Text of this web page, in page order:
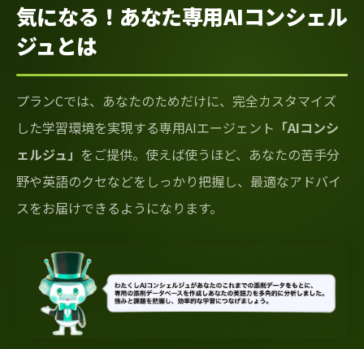
気になる！あなた専用AIコンシェル
ジュとは
プランCでは、あなたのためだけに、完全カスタマイズ
した学習環境を実現する専用AIエージェント 「AIコンシ
ェルジュ」 をご提供。使えば使うほど、あなたの苦手分
野や英語のクセなどをしっかり把握し、最適なアドバイ
スをお届けできるようになります。